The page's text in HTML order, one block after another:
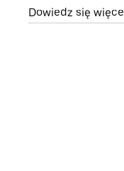
Dowiedz się